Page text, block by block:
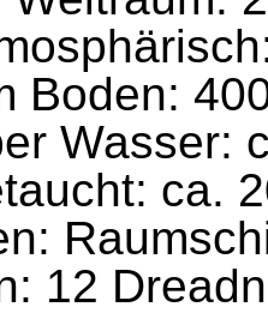
Boden:
Wasser:
ca.
12